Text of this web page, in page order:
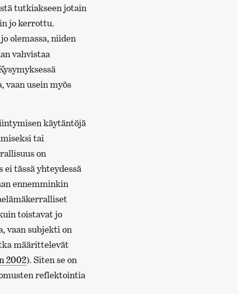
tutkiakseen jotain
jo kerrottu.
olemassa, niiden
vahvistaa
usein myös
käytäntöjä
tai
on
tässä yhteydessä
ennemminkin
toistavat jo
vaan subjekti on
määrittelevät
2002). Siten se on
reflektointia